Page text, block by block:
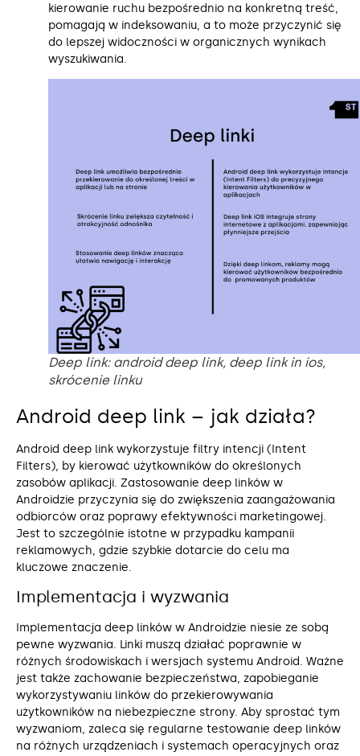
kierowanie ruchu bezpośrednio na konkretną treść,
pomagają w indeksowaniu, a to może przyczynić się
do lepszej widoczności w organicznych wynikach
wyszukiwania.
Deep link: android deep link, deep link in ios,
skrócenie linku
Android deep link – jak działa?
Android deep link wykorzystuje filtry intencji (Intent
Filters), by kierować użytkowników do określonych
zasobów aplikacji. Zastosowanie deep linków w
Androidzie przyczynia się do zwiększenia zaangażowania
odbiorców oraz poprawy efektywności marketingowej.
Jest to szczególnie istotne w przypadku kampanii
reklamowych, gdzie szybkie dotarcie do celu ma
kluczowe znaczenie.
Implementacja i wyzwania
Implementacja deep linków w Androidzie niesie ze sobą
pewne wyzwania. Linki muszą działać poprawnie w
różnych środowiskach i wersjach systemu Android. Ważne
jest także zachowanie bezpieczeństwa, zapobieganie
wykorzystywaniu linków do przekierowywania
użytkowników na niebezpieczne strony. Aby sprostać tym
wyzwaniom, zaleca się regularne testowanie deep linków
na różnych urządzeniach i systemach operacyjnych oraz